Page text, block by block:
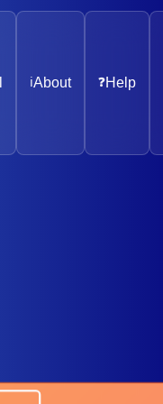
ℹ️About ❓Help